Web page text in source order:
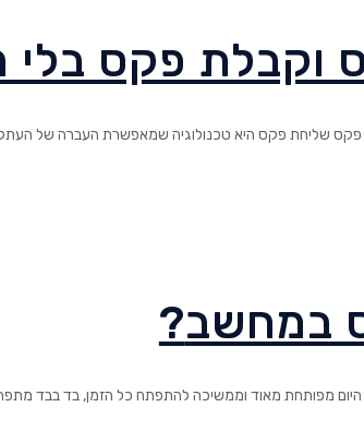
וקבלת פקס בלי
שליחת פקס היא טכנולוגיה שמאפשרת העברה של
במחשב